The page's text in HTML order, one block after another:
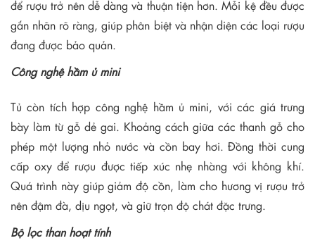
để rượu trở nên dễ dàng và thuận tiện hơn. Mỗi kệ đều được
gắn nhãn rõ ràng, giúp phân biệt và nhận diện các loại rượu
đang được bảo quản.
Công nghệ hầm ủ mini
Tủ còn tích hợp công nghệ hầm ủ mini, với các giá trưng
bày làm từ gỗ dẻ gai. Khoảng cách giữa các thanh gỗ cho
phép một lượng nhỏ nước và cồn bay hơi. Đồng thời cung
cấp oxy để rượu được tiếp xúc nhẹ nhàng với không khí.
Quá trình này giúp giảm độ cồn, làm cho hương vị rượu trở
nên đậm đà, dịu ngọt, và giữ trọn độ chát đặc trưng.
Bộ lọc than hoạt tính